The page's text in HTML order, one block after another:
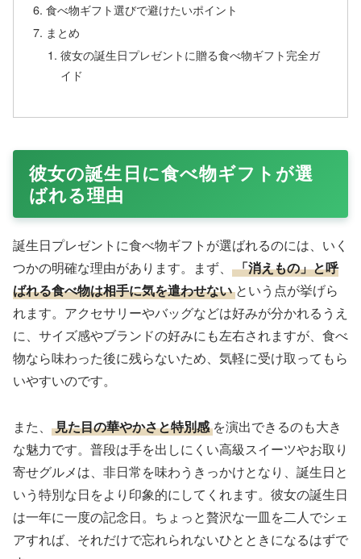
食べ物ギフト選びで避けたいポイント
まとめ
彼女の誕生日プレゼントに贈る食べ物ギフト完全ガ
イド
彼女の誕生日に食べ物ギフトが選
ばれる理由
誕生日プレゼントに食べ物ギフトが選ばれるのには、いく
つかの明確な理由があります。まず、
「消えもの」と呼
ばれる食べ物は相手に気を遣わせない という点が挙げら
れます。アクセサリーやバッグなどは好みが分かれるうえ
に、サイズ感やブランドの好みにも左右されますが、食べ
物なら味わった後に残らないため、気軽に受け取ってもら
いやすいのです。
また、 見た目の華やかさと特別感 を演出できるのも大き
な魅力です。普段は手を出しにくい高級スイーツやお取り
寄せグルメは、非日常を味わうきっかけとなり、誕生日と
いう特別な日をより印象的にしてくれます。彼女の誕生日
は一年に一度の記念日。ちょっと贅沢な一皿を二人でシェ
アすれば、それだけで忘れられないひとときになるはずで